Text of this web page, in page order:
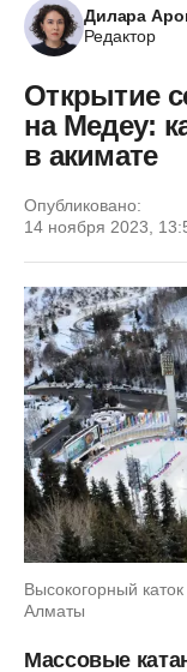
Дилара
Редактор
Открытие
на Медеу:
в акимате
Опубликовано:
14 ноября 2023,
Высокогорный
Алматы
Массовые